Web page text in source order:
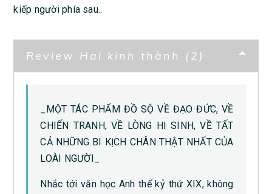
kiếp người phía sau..
Review Hai kinh thành (2)
_MỘT TÁC PHẨM ĐỒ SỘ VỀ ĐẠO ĐỨC, VỀ
CHIẾN TRANH, VỀ LÒNG HI SINH, VỀ TẤT
CẢ NHỮNG BI KỊCH CHÂN THẬT NHẤT CỦA
LOÀI NGƯỜI_
Nhắc tới văn học Anh thế kỷ thứ XIX, không